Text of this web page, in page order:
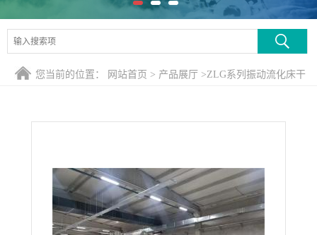
产品展厅
证书荣誉
联系方式
您当前的位置： 网站首页 > 产品展厅 >ZLG系列振动流化床干